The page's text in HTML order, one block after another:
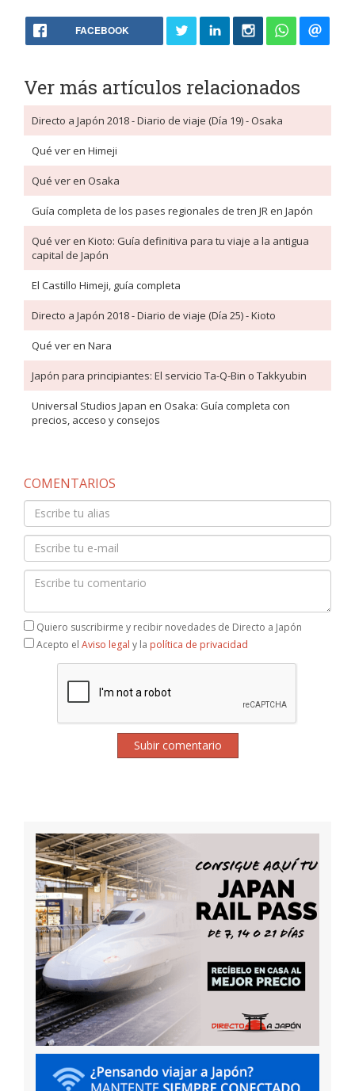
FACEBOOK
Ver más artículos relacionados
Directo a Japón 2018 - Diario de viaje (Día 19) - Osaka
Qué ver en Himeji
Qué ver en Osaka
Guía completa de los pases regionales de tren JR en Japón
Qué ver en Kioto: Guía definitiva para tu viaje a la antigua
capital de Japón
El Castillo Himeji, guía completa
Directo a Japón 2018 - Diario de viaje (Día 25) - Kioto
Qué ver en Nara
Japón para principiantes: El servicio Ta-Q-Bin o Takkyubin
Universal Studios Japan en Osaka: Guía completa con
precios, acceso y consejos
COMENTARIOS
Quiero suscribirme y recibir novedades de Directo a Japón
Acepto el Aviso legal y la política de privacidad
Subir comentario